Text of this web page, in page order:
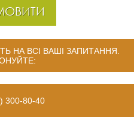
НА ВСІ ВАШІ ЗАПИТАННЯ.
300-80-40